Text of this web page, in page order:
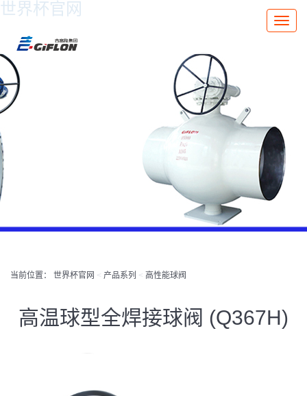
世界杯官网
Toggle
当前位置： 世界杯官网 < 产品系列 < 高性能球阀
高温球型全焊接球阀 (Q367H)